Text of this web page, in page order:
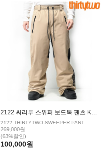
2122 써리투 스위퍼 보드복 팬츠 KHAKI
2122 THIRTYTWO SWEEPER PANT
269,000원
(63%할인)
100,000원